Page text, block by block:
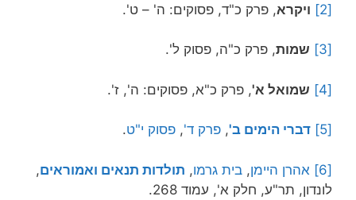
[2] ויקרא, פרק כ"ד, פסוקים: ה' – ט'.
[3] שמות, פרק כ"ה, פסוק ל'.
[4] שמואל א', פרק כ"א, פסוקים: ה', ז'.
[5] דברי הימים ב', פרק ד', פסוק י"ט.
[6] אהרן היימן, בית גרמו, תולדות תנאים ואמוראים,
לונדון, תר"ע, חלק א', עמוד 268.